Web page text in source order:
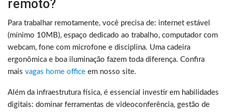
remoto?
Para trabalhar remotamente, você precisa de: internet estável
(mínimo 10MB), espaço dedicado ao trabalho, computador com
webcam, fone com microfone e disciplina. Uma cadeira
ergonômica e boa iluminação fazem toda diferença. Confira
mais vagas home office em nosso site.
Além da infraestrutura física, é essencial investir em habilidades
digitais: dominar ferramentas de videoconferência, gestão de